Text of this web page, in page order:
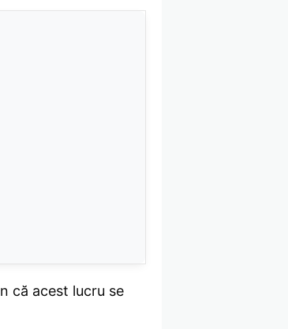
că acest lucru se